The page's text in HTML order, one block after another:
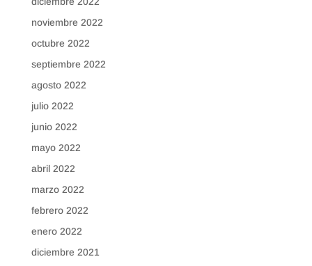
noviembre 2022
octubre 2022
septiembre 2022
agosto 2022
julio 2022
junio 2022
mayo 2022
abril 2022
marzo 2022
febrero 2022
enero 2022
diciembre 2021